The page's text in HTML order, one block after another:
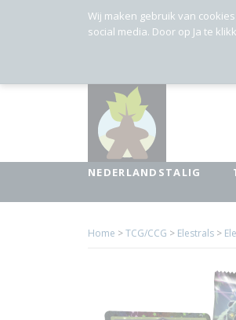
NEDERLANDSTALIG
Home >TCG/CCG > Elestrals >
Wij maken gebruik van
social media. Door op Ja te